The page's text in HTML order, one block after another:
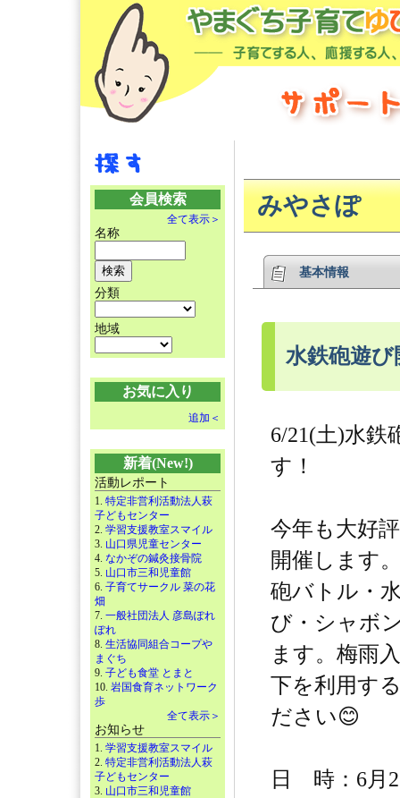
会員検索
全て表示＞
名称
分類
地域
お気に入り
追加＜
新着(New!)
活動レポート
1. 特定非営利活動法人萩
子どもセンター
2. 学習支援教室スマイル
3. 山口県児童センター
4. なかぞの鍼灸接骨院
5. 山口市三和児童館
6. 子育てサークル 菜の花
畑
7. 一般社団法人 彦島ぽれ
ぽれ
8. 生活協同組合コープや
まぐち
9. 子ども食堂 とまと
10. 岩国食育ネットワーク
歩
全て表示＞
お知らせ
1. 学習支援教室スマイル
2. 特定非営利活動法人萩
子どもセンター
3. 山口市三和児童館
みやさぽ
基本情報
水鉄砲遊び
6/21(土)水鉄
す！
今年も大好
開催します
砲バトル・
び・シャボ
ます。梅雨
下を利用す
ださい😊
日 時：6月